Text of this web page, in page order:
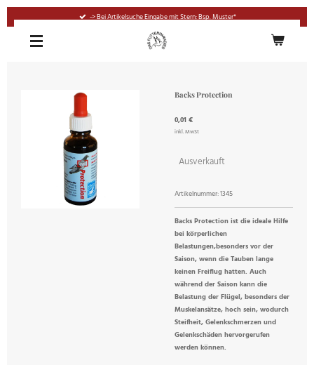
springen
-> Bei Artikelsuche Eingabe mit Stern: Bsp. Muster*
Backs Protection
0,01 €
inkl. MwSt
Ausverkauft
Artikelnummer:1345
Backs Protection ist die ideale Hilfe
bei körperlichen
Belastungen,besonders vor der
Saison, wenn die Tauben lange
keinen Freiflug hatten. Auch
während der Saison kann die
Belastung der Flügel, besonders der
Muskelansätze, hoch sein, wodurch
Steifheit, Gelenkschmerzen und
Gelenkschäden hervorgerufen
werden können.